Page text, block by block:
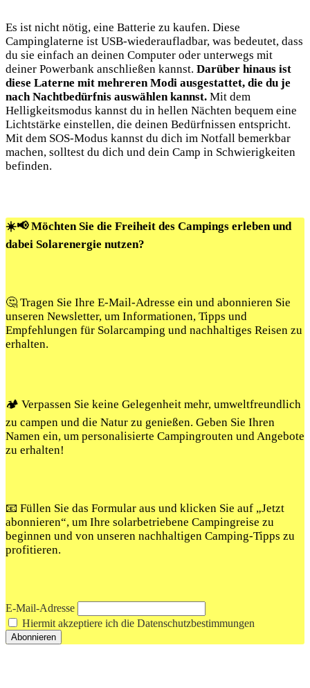
Es ist nicht nötig, eine Batterie zu kaufen. Diese
Campinglaterne ist USB-wiederaufladbar, was bedeutet, dass
du sie einfach an deinen Computer oder unterwegs mit
deiner Powerbank anschließen kannst. Darüber hinaus ist
diese Laterne mit mehreren Modi ausgestattet, die‌ du je
nach ⁣Nachtbedürfnis auswählen ⁣kannst. Mit ⁣dem
Helligkeitsmodus⁤ kannst ⁣du⁣ in hellen Nächten bequem eine
Lichtstärke einstellen, die deinen Bedürfnissen entspricht.
Mit dem SOS-Modus kannst du dich​ im Notfall bemerkbar
machen, solltest du dich und dein Camp in Schwierigkeiten
befinden.
☀️📢 Möchten Sie die Freiheit des Campings erleben und
dabei Solarenergie nutzen?
🤔 Tragen Sie Ihre E-Mail-Adresse ein und abonnieren Sie
unseren Newsletter, um Informationen, Tipps und
Empfehlungen für Solarcamping und nachhaltiges Reisen zu
erhalten.
🏕️ Verpassen Sie keine Gelegenheit mehr, umweltfreundlich
zu campen und die Natur zu genießen. Geben Sie Ihren
Namen ein, um personalisierte Campingrouten und Angebote
zu erhalten!
📧 Füllen Sie das Formular aus und klicken Sie auf „Jetzt
abonnieren“, um Ihre solarbetriebene Campingreise zu
beginnen und von unseren nachhaltigen Camping-Tipps zu
profitieren.
E-Mail-Adresse
Hiermit akzeptiere ich die Datenschutzbestimmungen